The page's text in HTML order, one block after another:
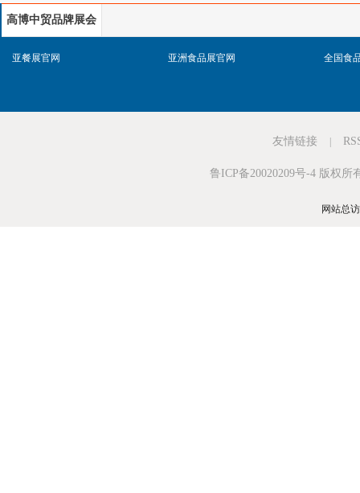
高博中贸品牌展会
网站
亚餐展官网 亚洲食品展官网 全国食
友情链接
鲁ICP备20020209号-4 版权所
网站总